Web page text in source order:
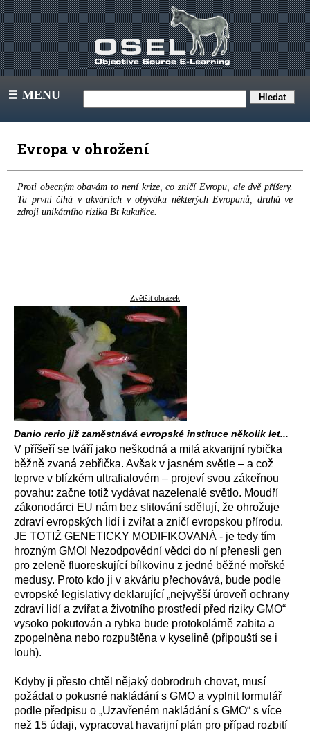
III MENU
Evropa v ohrožení
Proti obecným obavám to není krize, co zničí Evropu, ale dvě příšery.
Ta první číhá v akváriích v obýváku některých Evropanů, druhá ve
zdroji unikátního rizika Bt kukuřice.
Zvětšit obrázek
Danio rerio již zaměstnává evropské instituce několik let...
V příšeří se tváří jako neškodná a milá akvarijní rybička
běžně zvaná zebřička. Avšak v jasném světle – a což
teprve v blízkém ultrafialovém – projeví svou zákeřnou
povahu: začne totiž vydávat nazelenalé světlo. Moudří
zákonodárci EU nám bez slitování sdělují, že ohrožuje
zdraví evropských lidí i zvířat a zničí evropskou přírodu.
JE TOTIŽ GENETICKY MODIFIKOVANÁ - je tedy tím
hrozným GMO! Nezodpovědní vědci do ní přenesli gen
pro zeleně fluoreskující bílkovinu z jedné běžné mořské
medusy. Proto kdo ji v akváriu přechovává, bude podle
evropské legislativy deklarující „nejvyšší úroveň ochrany
zdraví lidí a zvířat a životního prostředí před riziky GMO“
vysoko pokutován a rybka bude protokolárně zabita a
zpopelněna nebo rozpuštěna v kyselině (připouští se i
louh).
Kdyby ji přesto chtěl nějaký dobrodruh chovat, musí
požádat o pokusné nakládání s GMO a vyplnit formulář
podle předpisu o „Uzavřeném nakládání s GMO“ s více
než 15 údaji, vypracovat havarijní plán pro případ rozbití